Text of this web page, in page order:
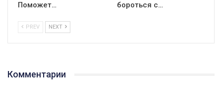
Поможет…
бороться с…
PREV NEXT
Комментарии